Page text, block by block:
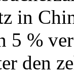
in
5 %
den